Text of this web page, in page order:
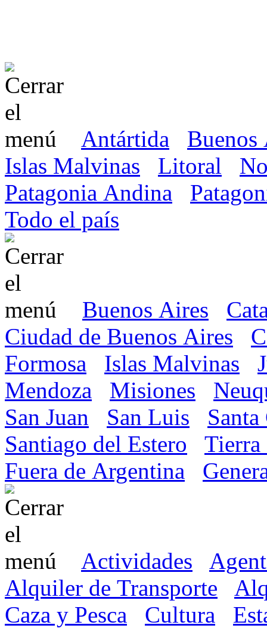
Antártida
Buenos
Islas Malvinas
Litoral
Patagonia Andina
Todo el país
Buenos Aires
Ciudad de Buenos Aires
Formosa
Islas Malvinas
Mendoza
Misiones
San Juan
San Luis
Santiago del Estero
Tierra
Fuera de Argentina
Actividades
Alquiler de Transporte
Caza y Pesca
Cultura